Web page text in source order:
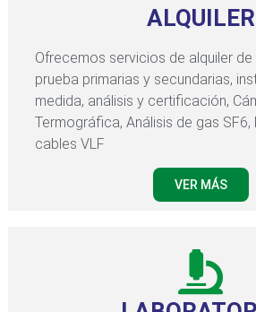
ALQUILER
Ofrecemos servicios de alquiler
prueba primarias y secundarias,
medida, análisis y certificación,
Termográfica, Análisis de gas SF6,
cables VLF
VER MÁS